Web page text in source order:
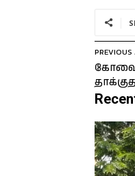
PREVIOUS